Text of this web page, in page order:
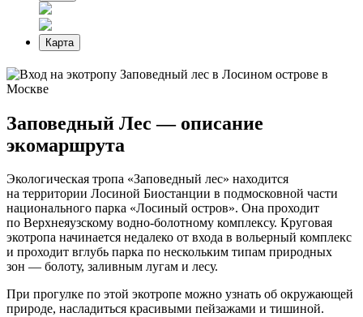
Карта
Заповедный Лес — описание
экомаршрута
Экологическая тропа «Заповедный лес» находится
на территории Лосиной Биостанции в подмосковной части
национального парка «Лосиный остров». Она проходит
по Верхнеяузскому водно-болотному комплексу. Круговая
экотропа начинается недалеко от входа в вольерный комплекс
и проходит вглубь парка по нескольким типам природных
зон — болоту, заливным лугам и лесу.
При прогулке по этой экотропе можно узнать об окружающей
природе, насладиться красивыми пейзажами и тишиной.